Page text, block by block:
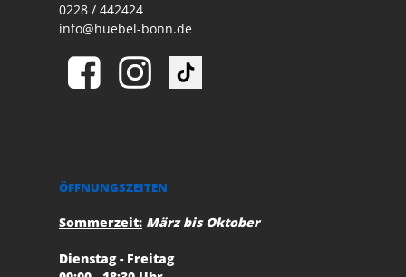
0228 / 442424
info@huebel-bonn.de
ÖFFNUNGSZEITEN
Sommerzeit: März bis Oktober
Dienstag - Freitag